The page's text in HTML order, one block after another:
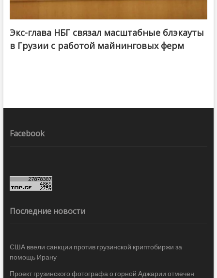
Экс-глава НБГ связал масштабные блэкауты
в Грузии с работой майнинговых ферм
Facebook
Последние новости
США ввели санкции против грузинской криптобиржи за
помощь Ирану
Проект грузинского фотографа о горной Аджарии отмечен